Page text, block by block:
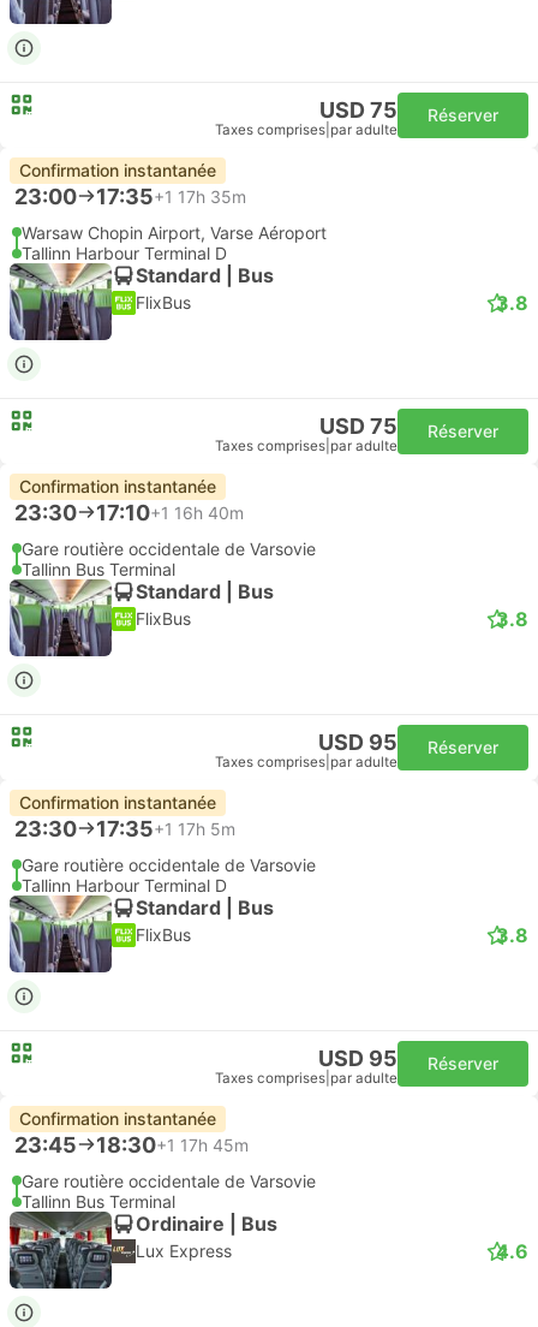
USD 75
Taxes comprises par adulte
Réserver
Confirmation instantanée
23:00 17:35+1 17h 35m
Warsaw Chopin Airport, Varse Aéroport
Tallinn Harbour Terminal D
Standard | Bus
FlixBus 3.8
USD 75
Taxes comprises par adulte
Réserver
Confirmation instantanée
23:30 17:10+1 16h 40m
Gare routière occidentale de Varsovie
Tallinn Bus Terminal
Standard | Bus
FlixBus 3.8
USD 95
Taxes comprises par adulte
Réserver
Confirmation instantanée
23:30 17:35+1 17h 5m
Gare routière occidentale de Varsovie
Tallinn Harbour Terminal D
Standard | Bus
FlixBus 3.8
USD 95
Taxes comprises par adulte
Réserver
Confirmation instantanée
23:45 18:30+1 17h 45m
Gare routière occidentale de Varsovie
Tallinn Bus Terminal
Ordinaire | Bus
Lux Express 4.6